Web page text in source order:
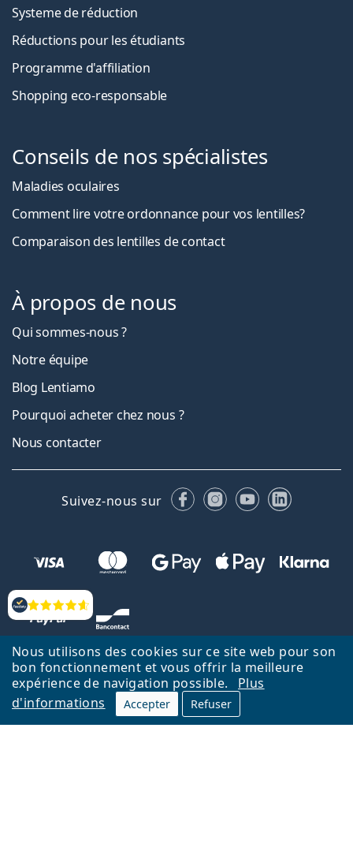
Nous utilisons des cookies sur ce site web pour son
bon fonctionnement et vous offrir la meilleure
expérience de navigation possible.
Plus
d'informations
Accepter Refuser
Évaluation
Systeme de réduction
Réductions pour les étudiants
Programme d'affiliation
Shopping eco-responsable
Conseils de nos spécialistes
Maladies oculaires
Comment lire votre ordonnance pour vos lentilles?
Comparaison des lentilles de contact
À propos de nous
Qui sommes-nous ?
Notre équipe
Blog Lentiamo
Pourquoi acheter chez nous ?
Nous contacter
Suivez-nous sur FacebookInstagram
YouTubeLinkedIn
Retour à la page d'accueil Haut
Nederlands